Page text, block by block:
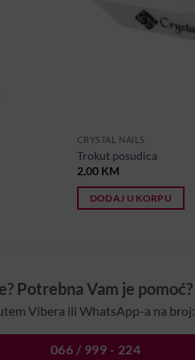
CRYSTAL NAILS
Trokut posudica
2,00 KM
DODAJ U KORPU
Potrebna Vam je pomoć?
Vibera ili WhatsApp-a na broj:
066 / 999 - 224